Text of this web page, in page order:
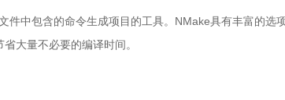
中包含的命令生成项目的工具。NMake具有丰富的选
大量不必要的编译时间。